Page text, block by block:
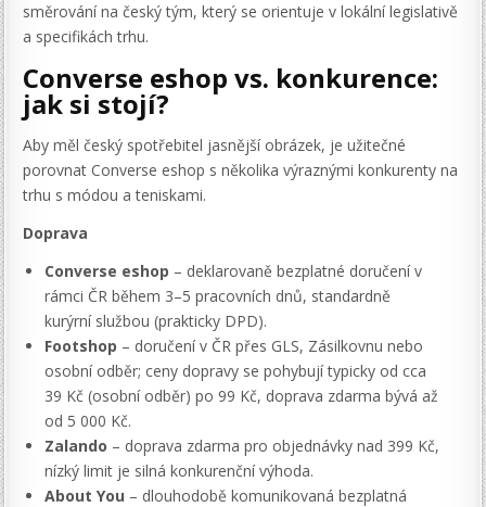
směrování na český tým, který se orientuje v lokální legislativě
a specifikách trhu.
Converse eshop vs. konkurence:
jak si stojí?
Aby měl český spotřebitel jasnější obrázek, je užitečné
porovnat Converse eshop s několika výraznými konkurenty na
trhu s módou a teniskami.
Doprava
Converse eshop – deklarovaně bezplatné doručení v
rámci ČR během 3–5 pracovních dnů, standardně
kurýrní službou (prakticky DPD).
Footshop – doručení v ČR přes GLS, Zásilkovnu nebo
osobní odběr; ceny dopravy se pohybují typicky od cca
39 Kč (osobní odběr) po 99 Kč, doprava zdarma bývá až
od 5 000 Kč.
Zalando – doprava zdarma pro objednávky nad 399 Kč,
nízký limit je silná konkurenční výhoda.
About You – dlouhodobě komunikovaná bezplatná